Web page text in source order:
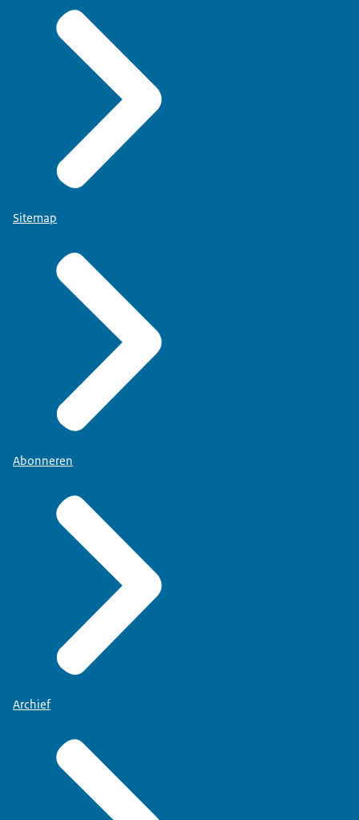
Sitemap
Abonneren
Archief